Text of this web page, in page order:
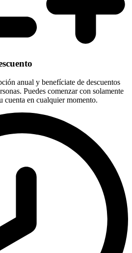
anual y benefíciate de descuentos
Puedes comenzar con solamente
cuenta en cualquier momento.